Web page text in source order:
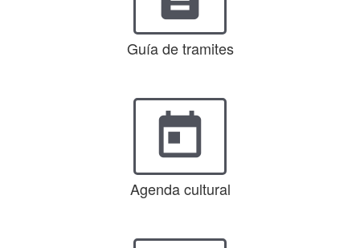
Guía de tramites
today
Agenda cultural